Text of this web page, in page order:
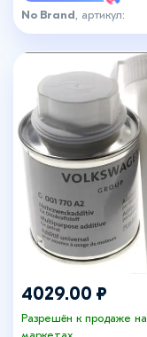
No Brand , артикул:
ываыв98а4ы9в8а4
4029.00 ₽
Разрешён к продаже на